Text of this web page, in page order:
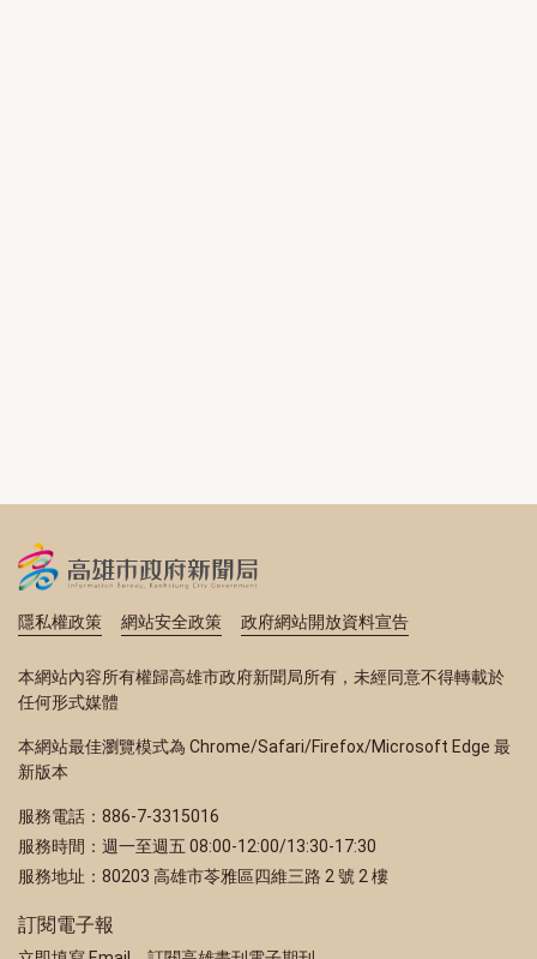
隱私權政策 網站安全政策 政府網站開放資料宣告
本網站內容所有權歸高雄市政府新聞局所有，未經同意不得轉載於
任何形式媒體
本網站最佳瀏覽模式為 Chrome/Safari/Firefox/Microsoft Edge 最
新版本
服務電話：886-7-3315016
服務時間：週一至週五 08:00-12:00/13:30-17:30
服務地址：80203 高雄市苓雅區四維三路 2 號 2 樓
訂閱電子報